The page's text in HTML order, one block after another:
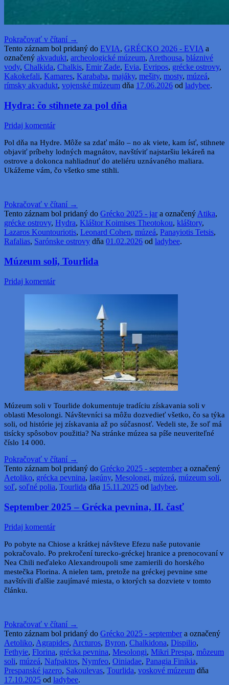
Pokračovať v čítaní →
Tento záznam bol pridaný do EVIA, GRÉCKO 2026 - EVIA a
označený akvadukt, archeologické múzeum, Arethousa, bláznivé
vody, Chalkida, Chalkis, Emir Zade, Evia, Evripos, grécke ostrovy,
Kakokefali, Kamares, Karababa, majáky, mešity, mosty, múzeá,
rímsky akvadukt, vojenské múzeum dňa 17.06.2026 od ladybee.
Hydra: čo stihnete za pol dňa
Pridaj komentár
Pol dňa na Hydre. Môže sa zdať málo – no ak viete, kam ísť, stihnete
objaviť príbehy lodných magnátov, navštíviť najstaršiu lekáreň na
ostrove a dokonca nahliadnuť do ateliéru uznávaného maliara.
Ukážeme vám, čo všetko sme stihli.
Pokračovať v čítaní →
Tento záznam bol pridaný do Grécko 2025 - jar a označenýAtika,
grécke ostrovy, Hydra, Kláštor Koimises Theotokou, kláštory,
Lazaros Kountouriotis, Leonard Cohen, múzeá, Panayiotis Tetsis,
Rafalias, Sarónske ostrovy dňa 01.02.2026 od ladybee.
Múzeum soli, Tourlida
Pridaj komentár
Múzeum soli v Tourlide dokumentuje tradíciu získavania soli v
oblasti Mesolongi. Návštevníci sa môžu dozvedieť všetko, čo sa týka
soli, od histórie jej získavania až po súčasnosť. Vedeli ste, že soľ má
tisícky spôsobov použitia? Na stránke múzea sa píše neuveriteľné
číslo 14 000.
Pokračovať v čítaní →
Tento záznam bol pridaný do Grécko 2025 - september a označený
Aetoliko, grécka pevnina, lagúny, Mesolongi, múzeá, múzeum soli,
soľ, soľné polia, Tourlida dňa 15.11.2025 od ladybee.
September 2025 – Grécka pevnina, II. časť
Pridaj komentár
Po pobyte na Chiose a krátkej návšteve Efezu naše putovanie
pokračovalo. Po prekročení turecko-gréckej hranice a prenocovaní v
Nea Chili neďaleko Alexandroupoli sme zamierili do horského
mestečka Florina. A nielen tam, pretože na gréckej pevnine sme
navštívili ďalšie zaujímavé miesta, o ktorých sa dozviete v tomto
článku.
Pokračovať v čítaní →
Tento záznam bol pridaný do Grécko 2025 - september a označený
Aetoliko, Agrapides, Arcturos, Byron, Chalkidona, Dispilio,
Fethyie, Florina, grécka pevnina, Mesolongi, Mikri Prespa, môzeum
soli, múzeá, Nafpaktos, Nymfeo, Oiniadae, Panagia Finikia,
Prespanské jazero, Sakoulevas, Tourlida, voskové múzeum dňa
17.10.2025 od ladybee.